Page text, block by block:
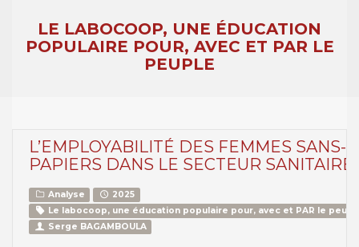
LE LABOCOOP, UNE ÉDUCATION
POPULAIRE POUR, AVEC ET PAR LE
PEUPLE
L’EMPLOYABILITÉ DES FEMMES SANS-
PAPIERS DANS LE SECTEUR SANITAIRE
Analyse
2025
Le labocoop, une éducation populaire pour, avec et PAR le
Serge BAGAMBOULA